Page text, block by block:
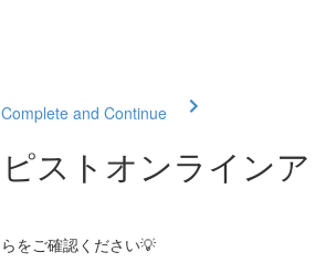
Complete and Continue
ストオンラインア
をご確認ください💡